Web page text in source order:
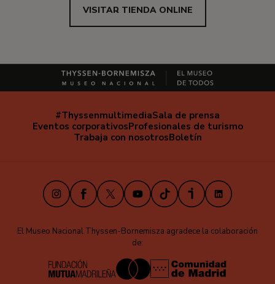
VISITAR TIENDA ONLINE
Navegación
secundaria
#ThyssenmultimediaSala de prensa
Eventos corporativosProfesionales de turismo
Trabaja con nosotrosBoletín
InstagramFacebook
X YoutubeTikTokiVooxLinkedIn
El Museo Nacional Thyssen-Bornemisza agradece la colaboración
de: